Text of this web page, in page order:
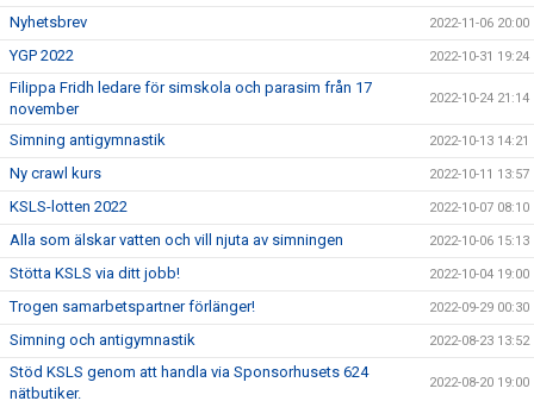
Nyhetsbrev 2022-11-06 20:00
YGP 2022 2022-10-31 19:24
Filippa Fridh ledare för simskola och parasim från 17
november
2022-10-24 21:14
Simning antigymnastik 2022-10-13 14:21
Ny crawl kurs 2022-10-11 13:57
KSLS-lotten 2022 2022-10-07 08:10
Alla som älskar vatten och vill njuta av simningen 2022-10-06 15:13
Stötta KSLS via ditt jobb! 2022-10-04 19:00
Trogen samarbetspartner förlänger! 2022-09-29 00:30
Simning och antigymnastik 2022-08-23 13:52
Stöd KSLS genom att handla via Sponsorhusets 624
nätbutiker.
2022-08-20 19:00